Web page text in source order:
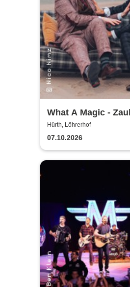
What A Magic -
mit Toby Rudolph
Nimz
Hürth, Löhrerhof
07.10.2026